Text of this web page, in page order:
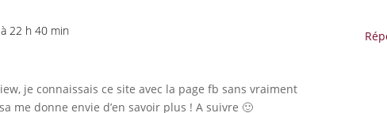
22 h 40 min
je connaissais ce site avec la page fb sans vraiment
me donne envie d’en savoir plus ! A suivre 🙂